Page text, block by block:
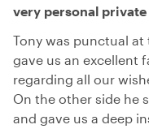
very personal
Tony was punctual
gave us an excellent
regarding all our
On the other side he
and gave us a deep